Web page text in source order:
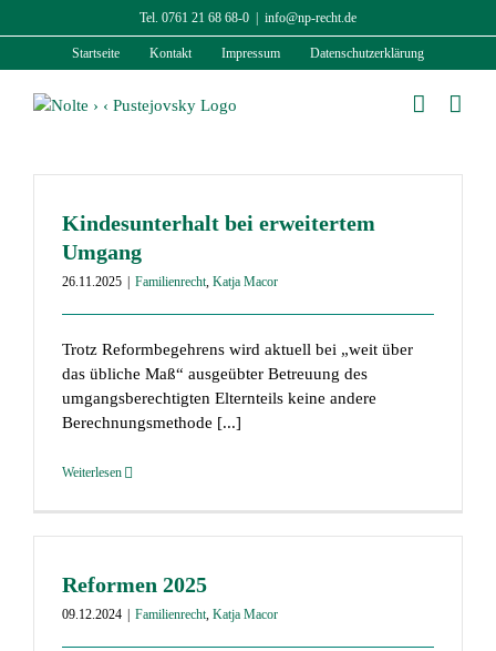
Inhalt
Tel. 0761 21 68 68-0 info@np-recht.de
Startseite Kontakt Impressum Datenschutzerklärung
Kindesunterhalt bei erweitertem
Umgang
26.11.2025 Familienrecht, Katja Macor
Trotz Reformbegehrens wird aktuell bei „weit über
das übliche Maß“ ausgeübter Betreuung des
umgangsberechtigten Elternteils keine andere
Berechnungsmethode [...]
Weiterlesen
Reformen 2025
09.12.2024 Familienrecht, Katja Macor